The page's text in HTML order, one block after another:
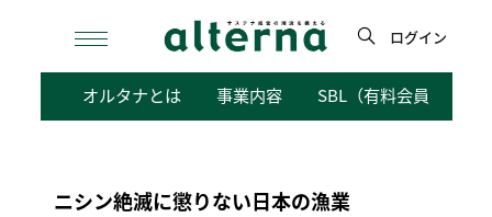
検
ログイン
オルタナとは 事業内容 SBL（有料会員向けサ
ニシン絶滅に懲りない日本の漁業